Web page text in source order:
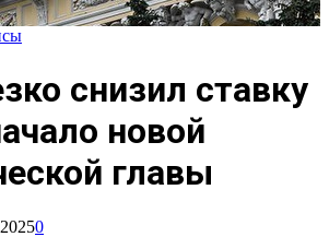
снизил ставку
новой
главы
0